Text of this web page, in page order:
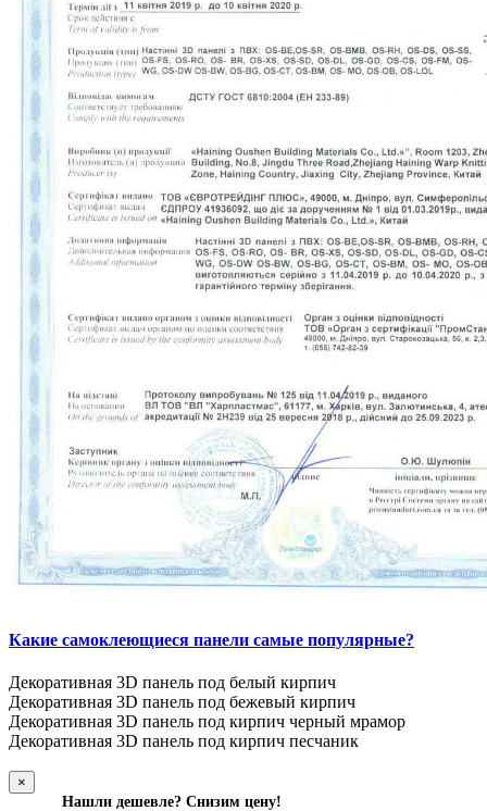
Какие самоклеющиеся панели самые популярные?
Декоративная 3D панель под белый кирпич
Декоративная 3D панель под бежевый кирпич
Декоративная 3D панель под кирпич черный мрамор
Декоративная 3D панель под кирпич песчаник
×
Нашли дешевле? Снизим цену!